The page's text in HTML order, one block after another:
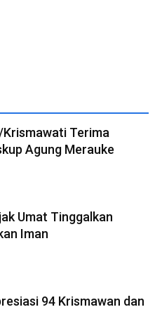
Terima
Agung Merauke
Umat Tinggalkan
Iman
94 Krismawan dan